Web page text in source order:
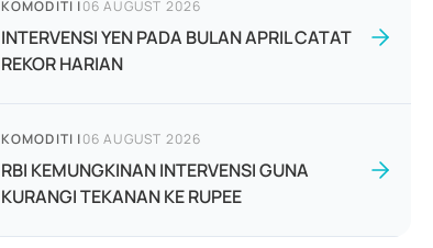
KOMODITI |06 AUGUST 2026
INTERVENSI YEN PADA BULAN APRIL CATAT
REKOR HARIAN
KOMODITI |06 AUGUST 2026
RBI KEMUNGKINAN INTERVENSI GUNA
KURANGI TEKANAN KE RUPEE